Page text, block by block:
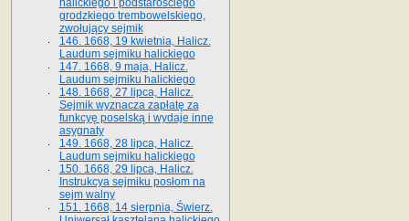
halickiego i podstarościego
grodzkiego trembowelskiego,
zwołujący sejmik
146. 1668, 19 kwietnia, Halicz.
Laudum sejmiku halickiego
147. 1668, 9 maja, Halicz.
Laudum sejmiku halickiego
148. 1668, 27 lipca, Halicz.
Sejmik wyznacza zapłatę za
funkcyę poselską i wydaje inne
asygnaty
149. 1668, 28 lipca, Halicz.
Laudum sejmiku halickiego
150. 1668, 29 lipca, Halicz.
Instrukcya sejmiku posłom na
sejm walny
151. 1668, 14 sierpnia, Świerz.